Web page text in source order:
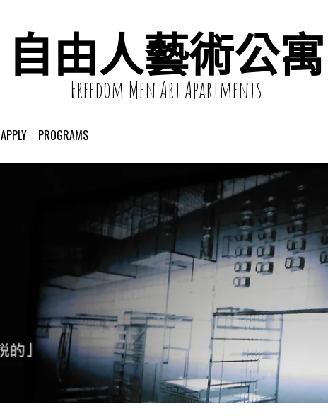
自由人藝術公寓
Freedom Men Art Apartments
APPLY PROGRAMS